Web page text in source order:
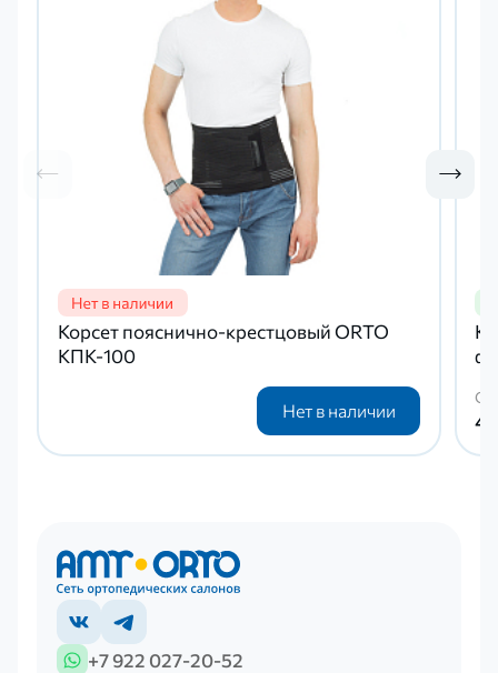
Корсет пояснично-крестцовый ORTO
КПК-100
Нет в наличии 4
+7 922 027-20-52